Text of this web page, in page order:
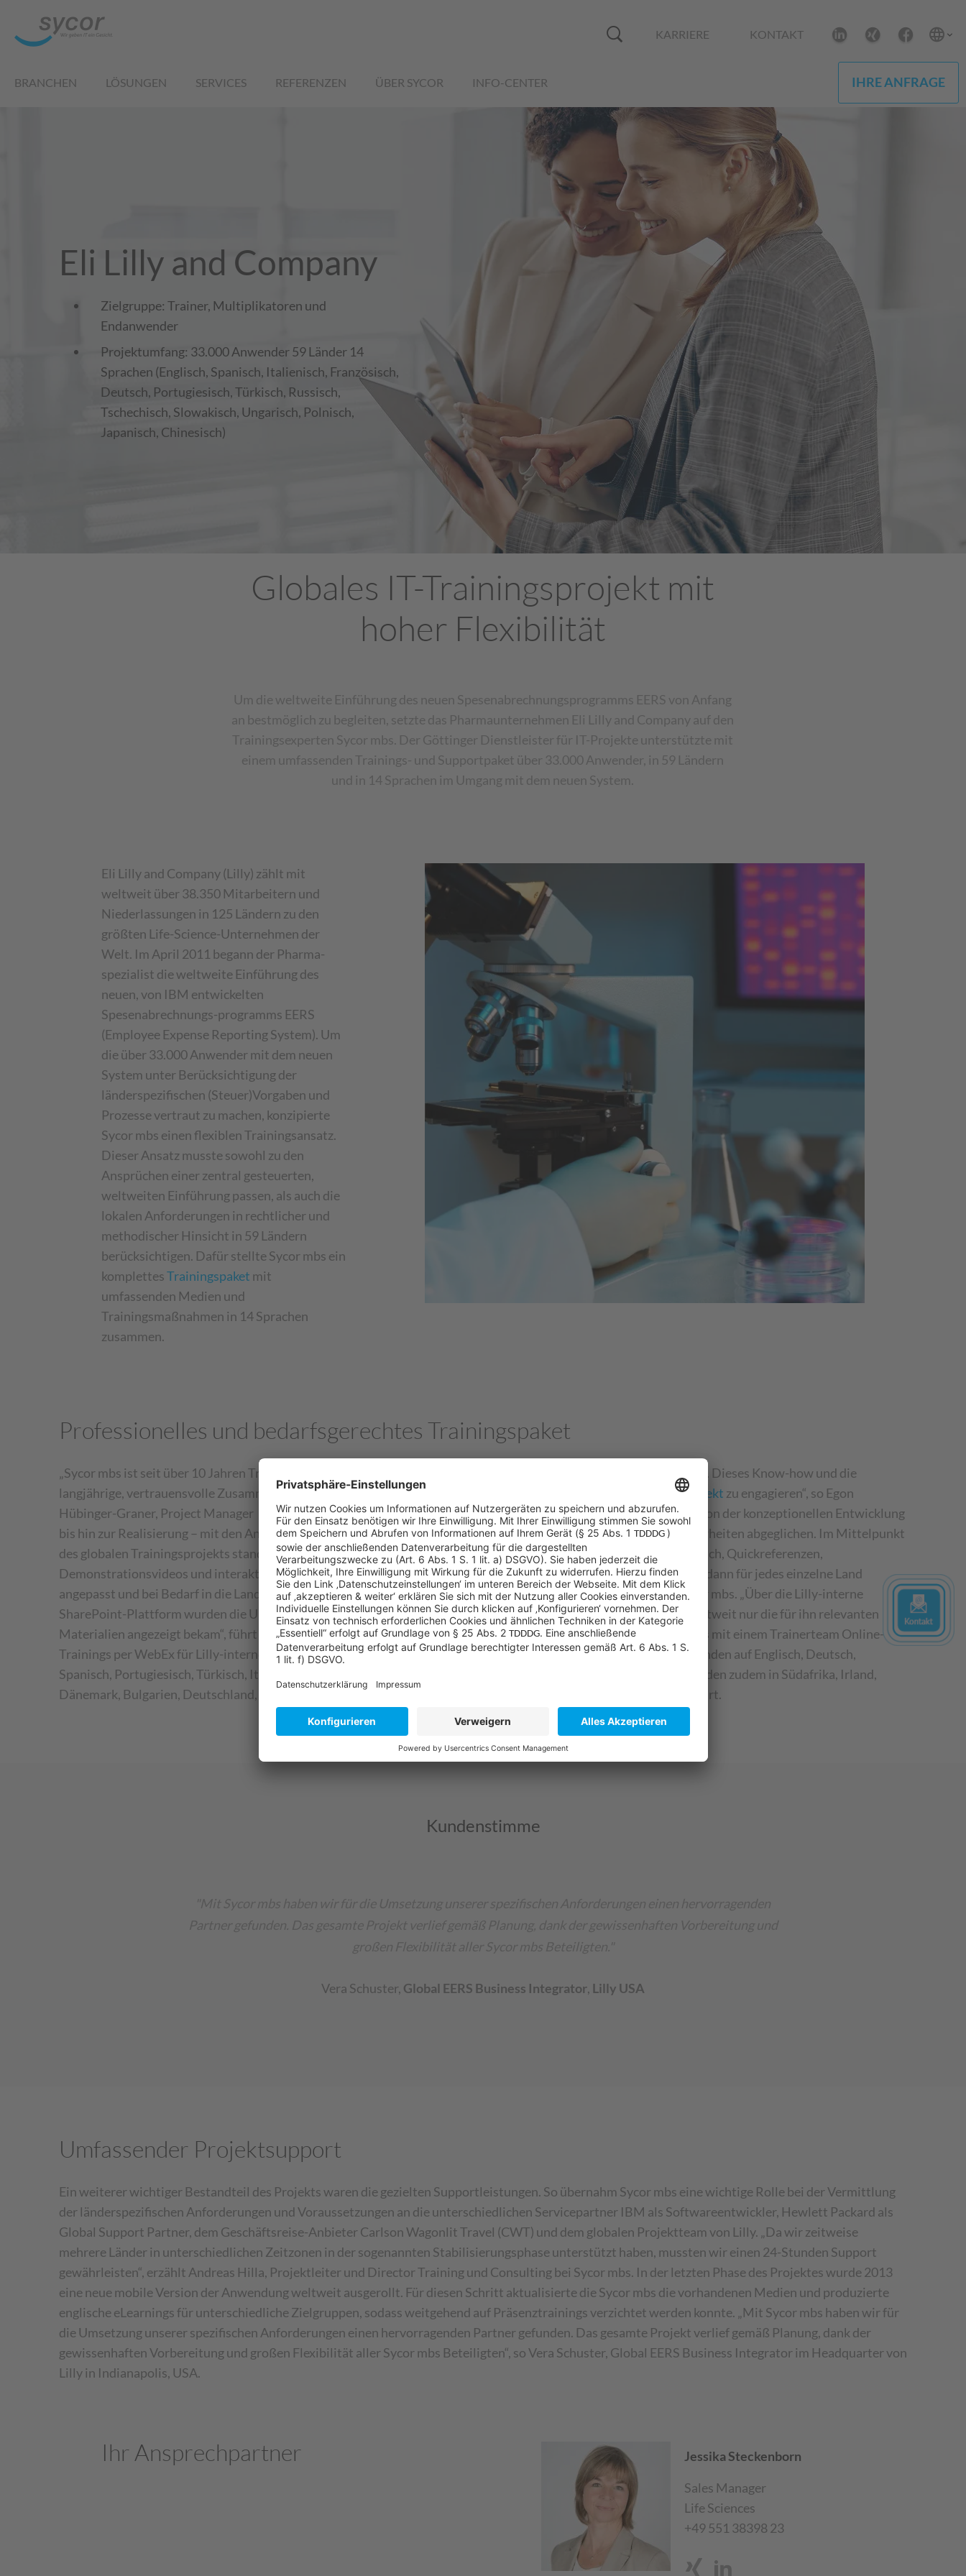
KARRIERE KONTAKT
BRANCHEN LÖSUNGEN SERVICES REFERENZEN ÜBER SYCOR INFO-CENTER IHRE ANFRAGE
Eli Lilly and Company
Zielgruppe: Trainer, Multiplikatoren und
Endanwender
Projektumfang: 33.000 Anwender 59 Länder 14
Sprachen (Englisch, Spanisch, Italienisch, Französisch,
Deutsch, Portugiesisch, Türkisch, Russisch,
Tschechisch, Slowakisch, Ungarisch, Polnisch,
Japanisch, Chinesisch)
Globales IT-Trainingsprojekt mit
hoher Flexibilität
Um die weltweite Einführung des neuen Spesenabrechnungsprogramms EERS von Anfang
an bestmöglich zu begleiten, setzte das Pharmaunternehmen Eli Lilly and Company auf den
Trainingsexperten Sycor mbs. Der Göttinger Dienstleister für IT-Projekte unterstützte mit
einem umfassenden Trainings- und Supportpaket über 33.000 Anwender, in 59 Ländern
und in 14 Sprachen im Umgang mit dem neuen System.
Eli Lilly and Company (Lilly) zählt mit
weltweit über 38.350 Mitarbeitern und
Niederlassungen in 125 Ländern zu den
größten Life-Science-Unternehmen der
Welt. Im April 2011 begann der Pharma-
spezialist die weltweite Einführung des
neuen, von IBM entwickelten
Spesenabrechnungs-programms EERS
(Employee Expense Reporting System). Um
die über 33.000 Anwender mit dem neuen
System unter Berücksichtigung der
länderspezifischen (Steuer)Vorgaben und
Prozesse vertraut zu machen, konzipierte
Sycor mbs einen flexiblen Trainingsansatz.
Dieser Ansatz musste sowohl zu den
Ansprüchen einer zentral gesteuerten,
weltweiten Einführung passen, als auch die
lokalen Anforderungen in rechtlicher und
methodischer Hinsicht in 59 Ländern
berücksichtigen. Dafür stellte Sycor mbs ein
komplettesTrainingspaket mit
umfassenden Medien und
Trainingsmaßnahmen in 14 Sprachen
zusammen.
Professionelles und bedarfsgerechtes Trainingspaket
„Sycor mbs ist seit über 10 Jahren Trainingspartner von Lilly und kennt viele unserer Unternehmensprozesse sehr gut. Dieses Know-how und die
langjährige, vertrauensvolle Zusammenarbeit hat uns darin bestärkt, Sycor mbs auch für dieses
globale Trainingsprojekt zu engagieren“, so Egon
Hübinger-Graner, Project Manager bei Lilly. Um die Qualität der Schulungen sicherzustellen, wurden alle Schritte – von der konzeptionellen Entwicklung
bis hin zur Realisierung – mit den Anforderungen von Lilly bzw. den unternehmens- und projektspezifischen Besonderheiten abgeglichen. Im Mittelpunkt
des globalen Trainingsprojekts standen die speziell für Lilly angefertigten Trainingsunterlagen, wie das EERS-Handbuch, Quickreferenzen,
Demonstrationsvideos und interaktive eLearnings. „Wir haben zunächst ein Set an Core-Materialien erstellt, das wir dann für jedes einzelne Land
angepasst und bei Bedarf in die Landessprache übersetzt haben“, erklärt Jessika Steckenborn, Director Sales bei Sycor mbs. „Über die Lilly-interne
SharePoint-Plattform wurden die Unterlagen dann zeitnah zum Rollout zur Verfügung gestellt, sodass jeder User weltweit nur die für ihn relevanten
Materialien angezeigt bekam“, führt Steckenborn weiter aus. Neben dem umfassenden Medienpaket führte Sycor mbs mit einem Trainerteam Online-
Trainings per WebEx für Lilly-interne Trainer und Multiplikatoren sowie für die Endanwender durch. Die Trainings fanden auf Englisch, Deutsch,
Spanisch, Portugiesisch, Türkisch, Italienisch, Russisch und Japanisch statt. Aufgrund von speziellen Situationen wurden zudem in Südafrika, Irland,
Dänemark, Bulgarien, Deutschland, Rumänien, Kroatien, Slowenien und Portugal Face-to-Face-Trainings durchgeführt.
Kundenstimme
"Mit Sycor mbs haben wir für die Umsetzung unserer spezifischen Anforderungen einen hervorragenden
Partner gefunden. Das gesamte Projekt verlief gemäß Planung, dank der gewissenhaften Vorbereitung und
großen Flexibilität aller Sycor mbs Beteiligten."
Vera Schuster, Global EERS Business Integrator, Lilly USA
Umfassender Projektsupport
Ein weiterer wichtiger Bestandteil des Projekts waren die gezielten Supportleistungen. So übernahm Sycor mbs eine wichtige Rolle bei der Vermittlung
der länderspezifischen Anforderungen und Voraussetzungen an die unterschiedlichen Servicepartner IBM als Softwareentwickler, Hewlett Packard als
Global Support Partner, dem Geschäftsreise-Anbieter Carlson Wagonlit Travel (CWT) und dem globalen Projektteam von Lilly. „Da wir zeitweise
mehrere Länder in unterschiedlichen Zeitzonen in der sogenannten Stabilisierungsphase unterstützt haben, mussten wir einen 24-Stunden Support
gewährleisten“, erzählt Andreas Hilla, Projektleiter und Director Training und Consulting bei Sycor mbs. In der letzten Phase des Projektes wurde 2013
eine neue mobile Version der Anwendung weltweit ausgerollt. Für diesen Schritt aktualisierte die Sycor mbs die vorhandenen Medien und produzierte
englische eLearnings für unterschiedliche Zielgruppen, sodass weitgehend auf Präsenztrainings verzichtet werden konnte. „Mit Sycor mbs haben wir für
die Umsetzung unserer spezifischen Anforderungen einen hervorragenden Partner gefunden. Das gesamte Projekt verlief gemäß Planung, dank der
gewissenhaften Vorbereitung und großen Flexibilität aller Sycor mbs Beteiligten“, so Vera Schuster, Global EERS Business Integrator im Headquarter von
Lilly in Indianapolis, USA.
Ihr Ansprechpartner
Jessika Steckenborn
Sales Manager
Life Sciences
+49 551 38398 23